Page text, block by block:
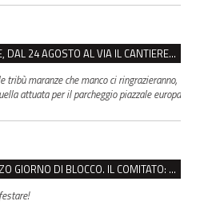
REGGIO. PORTA SANTA CROCE, DAL 24 AGOSTO AL VIA IL CANTIERE PER IL NUOVO COLLETTORE FOGNARIO
maranze che manco ci ringrazieranno,
attuata per il parcheggio piazzale europa
BOSCO OSPIZIO REGGIO, TERZO GIORNO DI BLOCCO. IL COMITATO: “PRESIDIO FINO A VENERDÌ”